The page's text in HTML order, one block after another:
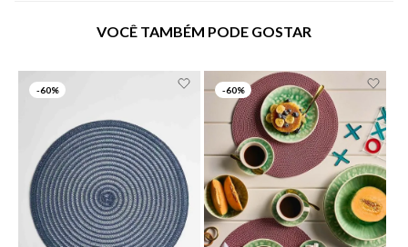
VOCÊ TAMBÉM PODE GOSTAR
-60% -60%